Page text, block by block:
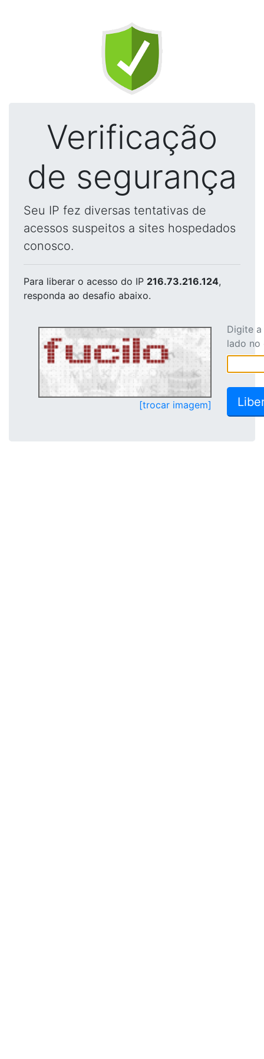
Verificação
de segurança
Seu IP fez diversas tentativas de
acessos suspeitos a sites hospedados
conosco.
Para liberar o acesso do IP 216.73.216.124,
responda ao desafio abaixo.
[trocar imagem]
Digite
lado no